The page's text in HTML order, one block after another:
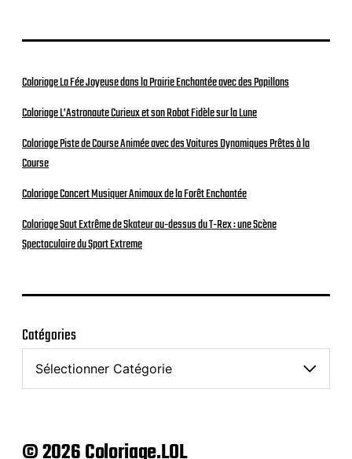
Coloriage La Fée Joyeuse dans la Prairie Enchantée avec des Papillons
Coloriage L’Astronaute Curieux et son Robot Fidèle sur la Lune
Coloriage Piste de Course Animée avec des Voitures Dynamiques Prêtes à la
Course
Coloriage Concert Musiquer Animaux de la Forêt Enchantée
Coloriage Saut Extrême de Skateur au-dessus du T-Rex : une Scène
Spectaculaire du Sport Extreme
Catégories
© 2026 Coloriage.LOL